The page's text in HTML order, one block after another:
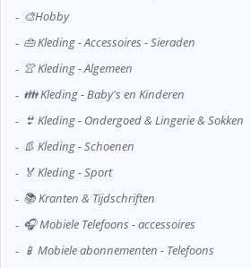
🎨Hobby
👜 Kleding - Accessoires - Sieraden
👚 Kleding - Algemeen
👪 Kleding - Baby's en Kinderen
👙 Kleding - Ondergoed & Lingerie & Sokken
👢 Kleding - Schoenen
🏅 Kleding - Sport
📚 Kranten & Tijdschriften
🎧 Mobiele Telefoons - accessoires
📱 Mobiele abonnementen - Telefoons